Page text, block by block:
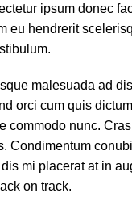
ipsum donec
eu hendrerit
malesuada ad
orci cum quis
commodo nunc.
Condimentum
mi placerat at in
on track.